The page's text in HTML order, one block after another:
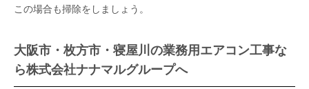
この場合も掃除をしましょう。
大阪市・枚方市・寝屋川の業務用エアコン工事な
ら株式会社ナナマルグループへ